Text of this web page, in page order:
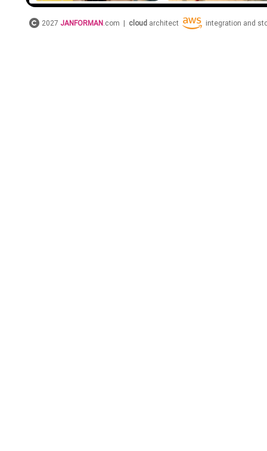
2027 JANFORMAN .com | cloud architect integration and